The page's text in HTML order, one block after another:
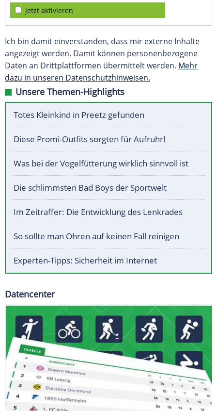
jetzt aktivieren
Ich bin damit einverstanden, dass mir externe Inhalte
angezeigt werden. Damit können personenbezogene
Daten an Drittplattformen übermittelt werden. Mehr
dazu in unseren Datenschutzhinweisen.
Unsere Themen-Highlights
Totes Kleinkind in Preetz gefunden
Diese Promi-Outfits sorgten für Aufruhr!
Was bei der Vogelfütterung wirklich sinnvoll ist
Die schlimmsten Bad Boys der Sportwelt
Im Zeitraffer: Die Entwicklung des Lenkrades
So sollte man Ohren auf keinen Fall reinigen
Experten-Tipps: Sicherheit im Internet
Datencenter